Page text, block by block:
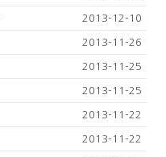
2013-12-10
2013-11-26
2013-11-25
2013-11-25
2013-11-22
2013-11-22